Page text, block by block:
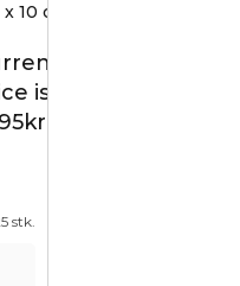
10 cm - grøn
is:
stk.